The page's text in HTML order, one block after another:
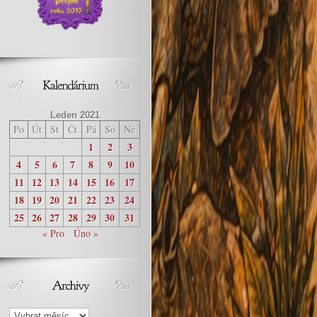
Leden 2021
Po Út St Čt Pá So Ne
1 2
3
4
5 6 7 8 9
10
11
12 13 14 15 16
17
18 19 20 21 22 23
24
25 26 27 28 29 30 31
« Pro Úno »
Archivy